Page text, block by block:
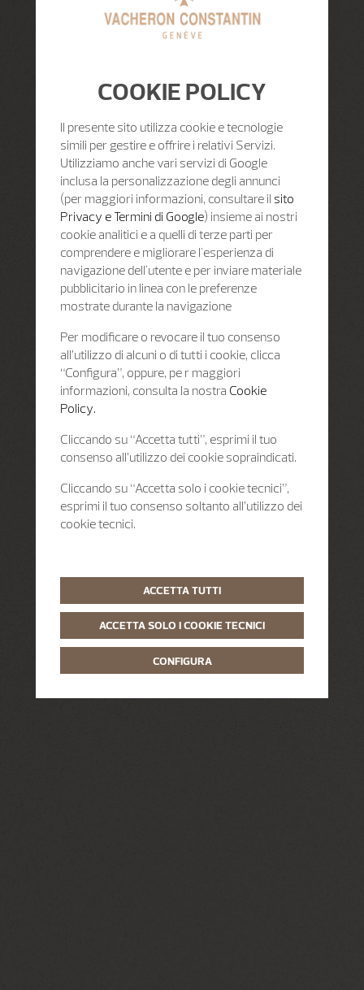
COOKIE POLICY
Il presente sito utilizza cookie e tecnologie
simili per gestire e offrire i relativi Servizi.
Utilizziamo anche vari servizi di Google
inclusa la personalizzazione degli annunci
(per maggiori informazioni, consultare il sito
Privacy e Termini di Google) insieme ai nostri
cookie analitici e a quelli di terze parti per
comprendere e migliorare l'esperienza di
navigazione dell'utente e per inviare materiale
pubblicitario in linea con le preferenze
mostrate durante la navigazione
Per modificare o revocare il tuo consenso
all’utilizzo di alcuni o di tutti i cookie, clicca
“Configura”, oppure, pe r maggiori
informazioni, consulta la nostra Cookie
Policy.
Cliccando su “Accetta tutti”, esprimi il tuo
consenso all’utilizzo dei cookie sopraindicati.
Cliccando su “Accetta solo i cookie tecnici”,
esprimi il tuo consenso soltanto all’utilizzo dei
cookie tecnici.
ACCETTA TUTTI
ACCETTA SOLO I COOKIE TECNICI
CONFIGURA